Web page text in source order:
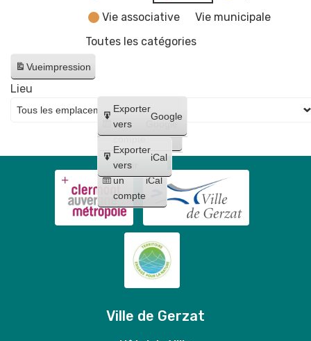
Vie associative
Vie municipale
Toutes les catégories
Vueimpression
Créer
un
compte
Google
Créer
un
compte
iCal
Exporter
vers
Google
Exporter
vers
iCal
Lieu
Ville de Gerzat